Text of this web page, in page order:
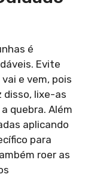
é
Evite
e vem, pois
disso, lixe-as
quebra. Além
aplicando
para
roer as